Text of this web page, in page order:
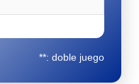
**: doble juego